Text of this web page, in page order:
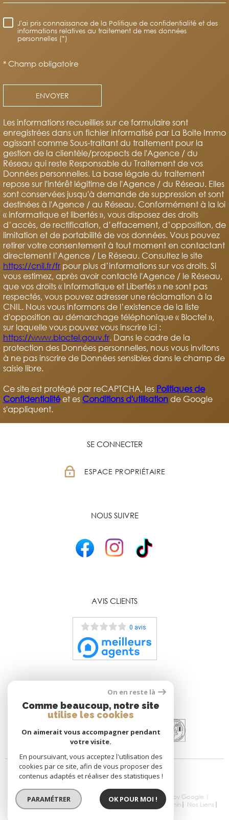
RÈGLEMENTATION
J'ai pris connaissance de la Politique de confidentialité et des
informations relatives au traitement de mes données
personnelles (*)
* Champ obligatoire
ENVOYER
Les informations recueillies sur ce formulaire sont
enregistrées dans un fichier informatisé par La Boite Immo
agissant comme Sous-traitant du traitement pour la
gestion de la clientèle/prospects de l'Agence / du
Réseau qui reste Responsable du Traitement de vos
Données personnelles. La base légale du traitement
repose sur l'intérêt légitime de l'Agence / du Réseau. Elles
sont conservées jusqu'à demande de suppression et sont
destinées à l'Agence / au Réseau. Conformément à la loi
« informatique et libertés », vous disposez des droits
d’accès, de rectification, d’effacement, d’opposition, de
limitation et de portabilité de vos données. Vous pouvez
retirer votre consentement à tout moment en contactant
directement l’Agence / Le Réseau. Consultez le site
https://cnil.fr/frpour plus d’informations sur vos droits. Si
vous estimez, après avoir contacté l'Agence / le Réseau,
que vos droits « Informatique et Libertés » ne sont pas
respectés, vous pouvez adresser une réclamation à la
CNIL. Nous vous informons de l’existence de la liste
d'opposition au démarchage téléphonique « Bloctel »,
sur laquelle vous pouvez vous inscrire ici :
https://www.bloctel.gouv.fr. Dans le cadre de la
protection des Données personnelles, nous vous invitons
à ne pas inscrire de Données sensibles dans le champ de
saisie libre.
Ce site est protégé par reCAPTCHA, les Politiques de
Confidentialitéet es Conditions d'utilisationde Google
s'appliquent.
SE CONNECTER
ESPACE PROPRIÉTAIRE
NOUS SUIVRE
AVIS CLIENTS
0 avis
ADHÉRENTS
© 2026 | Tous droits réservés | Traduction powered by Google |
Nos Honoraires
Plan Du Site Admin
Nos Liens
On en reste là
Comme beaucoup, notre site
utilise les cookies
On aimerait vous accompagner pendant
votre visite.
En poursuivant, vous acceptez l'utilisation des
cookies par ce site, afin de vous proposer des
contenus adaptés et réaliser des statistiques !
PARAMÉTRER OK POUR MOI !